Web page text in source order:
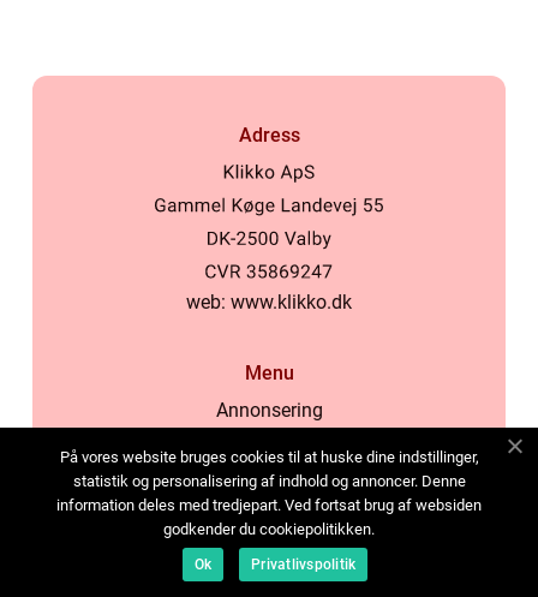
Adress
web: www.klikko.dk
Menu
Annonsering
Cookies
Kontakta oss
Sitemap
På vores website bruges cookies til at huske dine indstillinger,
statistik og personalisering af indhold og annoncer. Denne
information deles med tredjepart. Ved fortsat brug af websiden
godkender du cookiepolitikken.
Ok Privatlivspolitik